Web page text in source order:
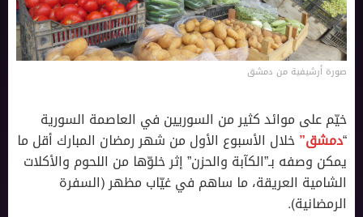
صورة أرشيفية من دمشق
خيّم على موائد كثير من السوريين في العاصمة السورية
“دمشق”خلال الأسبوع الأول من شهر رمضان المبارك أقل ما
يمكن وصفه بـ”الكآبة والحزن” إثر خلوّها من اللحوم والأكلات
الشامية العريقة، ما ساهم في غيّاب مظهر (السفرة
الرمضانية).